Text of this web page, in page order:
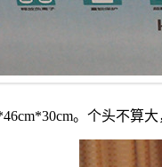
。个头不算